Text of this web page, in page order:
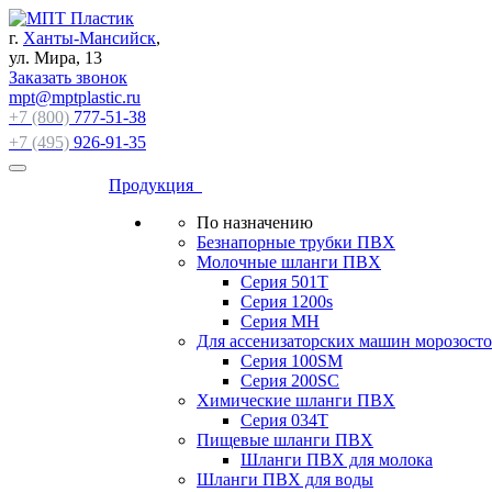
г. Ханты-Мансийск,
ул. Мира, 13
Заказать звонок
mpt@mptplastic.ru
+7 (800) 777-51-38
+7 (495) 926-91-35
Продукция
По назначению
Безнапорные трубки ПВХ
Молочные шланги ПВХ
Серия 501T
Серия 1200s
Серия МН
Для ассенизаторских машин
Серия 100SM
Серия 200SС
Химические шланги ПВХ
Серия 034Т
Пищевые шланги ПВХ
Шланги ПВХ для молока
Шланги ПВХ для воды